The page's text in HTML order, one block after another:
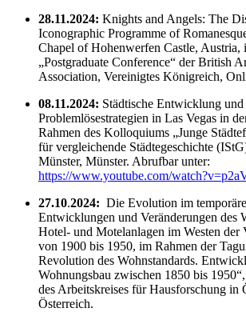
28.11.2024: Knights and Angels: The
Iconographic Programme of
Chapel of Hohenwerfen Castle, Austria,
„Postgraduate Conference“ der British
Association, Vereinigtes Königreich,
08.11.2024: Städtische Entwicklung
Problemlösestrategien in Las Vegas in
Rahmen des Kolloquiums „Junge
für vergleichende Städtegeschichte
Münster, Münster. Abrufbar unter:
https://www.youtube.com/
27.10.2024: Die Evolution im
Entwicklungen und Veränderungen des
Hotel- und Motelanlagen im Westen der
von 1900 bis 1950, im Rahmen der
Revolution des Wohnstandards.
Wohnungsbau zwischen 1850 bis
des Arbeitskreises für Hausforschung in
Österreich.